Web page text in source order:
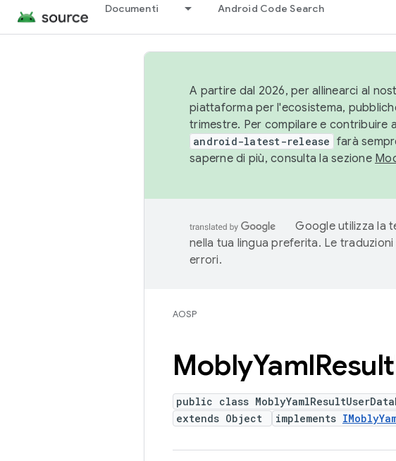
Documenti Android Code Search
A partire dal 2026, per allinearci al
piattaforma per l'ecosistema,
trimestre. Per compilare e contribuire
android-latest-release farà
saperne di più, consulta la sezione
Google utilizza la
nella tua lingua preferita. Le
errori.
AOSP
MoblyYamlResult
public class
extends Object
implements